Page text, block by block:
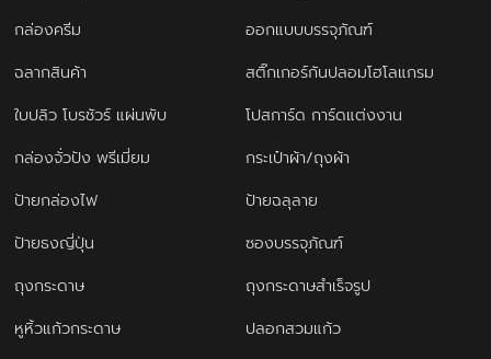
กล่องครีม
ออกแบบบรรจุภัณฑ์
ฉลากสินค้า
สติ๊กเกอร์กันปลอมโฮโลแกรม
ใบปลิว โบรชัวร์ แผ่นพับ
โปสการ์ด การ์ดแต่งงาน
กล่องจั่วปัง พรีเมี่ยม
กระเป๋าผ้า/ถุงผ้า
ป้ายกล่องไฟ
ป้ายฉลุลาย
ป้ายธงญี่ปุ่น
ซองบรรจุภัณฑ์
ถุงกระดาษ
ถุงกระดาษสำเร็จรูป
หูหิ้วแก้วกระดาษ
ปลอกสวมแก้ว